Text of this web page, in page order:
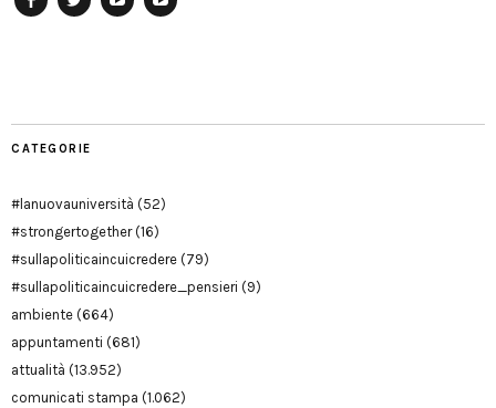
CATEGORIE
#lanuovauniversità (52)
#strongertogether(16)
#sullapoliticaincuicredere (79)
#sullapoliticaincuicredere_pensieri (9)
ambiente (664)
appuntamenti (681)
attualità (13.952)
comunicati stampa (1.062)